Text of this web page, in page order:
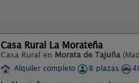
Casa Rural La Morateña
Casa Rural en Morata de Tajuña
Alquiler completo
8 plazas